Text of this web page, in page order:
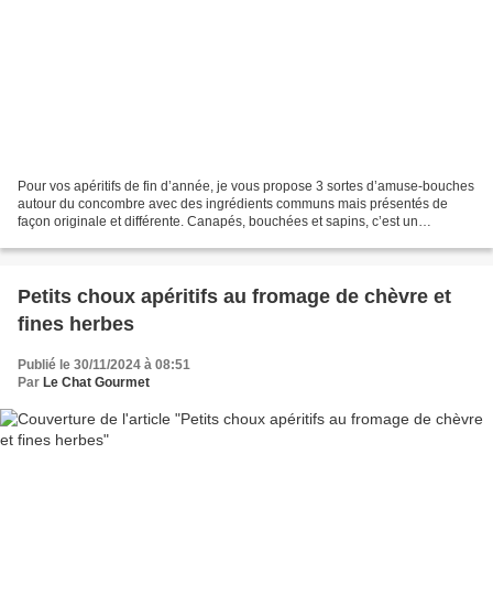
Pour vos apéritifs de fin d’année, je vous propose 3 sortes d’amuse-bouches
autour du concombre avec des ingrédients communs mais présentés de
façon originale et différente. Canapés, bouchées et sapins, c’est un
Petits choux apéritifs au fromage de chèvre et
fines herbes
Publié le 30/11/2024 à 08:51
Par Le Chat Gourmet